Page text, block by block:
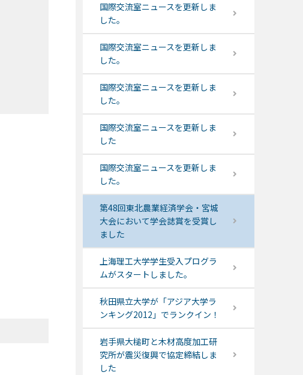
国際交流室ニュースを更新しま
した。
国際交流室ニュースを更新しま
した。
国際交流室ニュースを更新しま
した。
国際交流室ニュースを更新しま
した
国際交流室ニュースを更新しま
した。
第48回東北農業経済学会・宮城
大会において学会誌賞を受賞し
ました
上海理工大学学生受入プログラ
ムがスタートしました。
秋田県立大学が「アジア大学ラ
ンキング2012」でランクイン！
岩手県大槌町と木材高度加工研
究所が震災復興で協定締結しま
した